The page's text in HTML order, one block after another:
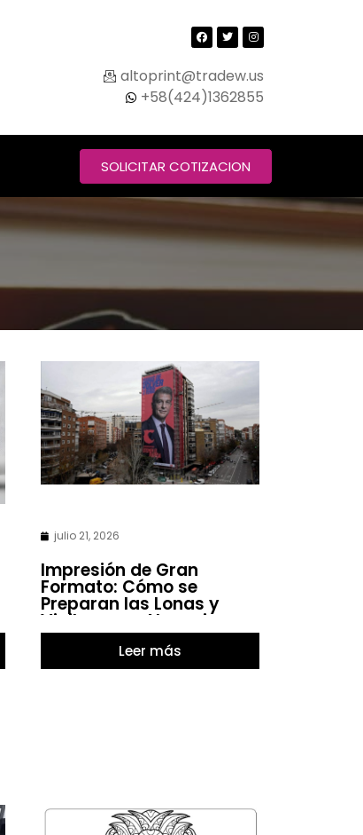
altoprint@tradew.us
+58(424)1362855
SOLICITAR COTIZACION
julio 21, 2026
Impresión de Gran
Formato: Cómo se
Preparan las Lonas y
Vinilos para Negocios
Leer más